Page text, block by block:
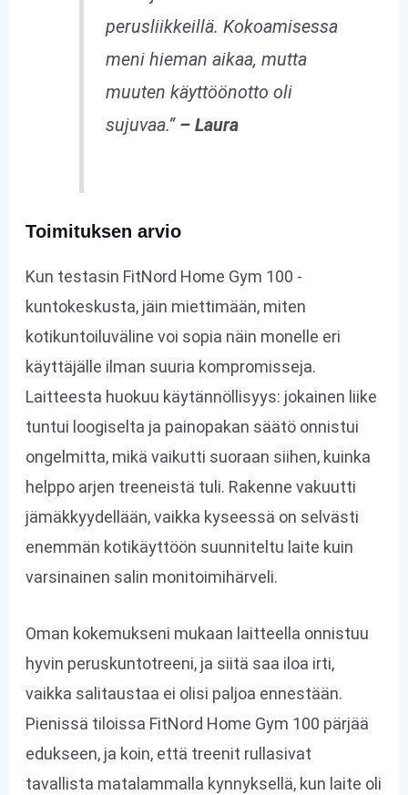
perusliikkeillä. Kokoamisessa
meni hieman aikaa, mutta
muuten käyttöönotto oli
sujuvaa.” – Laura
Toimituksen arvio
Kun testasin FitNord Home Gym 100 -
kuntokeskusta, jäin miettimään, miten
kotikuntoiluväline voi sopia näin monelle eri
käyttäjälle ilman suuria kompromisseja.
Laitteesta huokuu käytännöllisyys: jokainen liike
tuntui loogiselta ja painopakan säätö onnistui
ongelmitta, mikä vaikutti suoraan siihen, kuinka
helppo arjen treeneistä tuli. Rakenne vakuutti
jämäkkyydellään, vaikka kyseessä on selvästi
enemmän kotikäyttöön suunniteltu laite kuin
varsinainen salin monitoimihärveli.
Oman kokemukseni mukaan laitteella onnistuu
hyvin peruskuntotreeni, ja siitä saa iloa irti,
vaikka salitaustaa ei olisi paljoa ennestään.
Pienissä tiloissa FitNord Home Gym 100 pärjää
edukseen, ja koin, että treenit rullasivat
tavallista matalammalla kynnyksellä, kun laite oli